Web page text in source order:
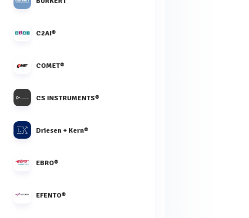
C2AI®
COMET®
CS INSTRUMENTS®
Driesen + Kern®
EBRO®
EFENTO®